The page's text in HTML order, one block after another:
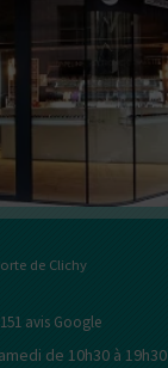
de Clichy
151 avis Google
de 10h30 à 19h30